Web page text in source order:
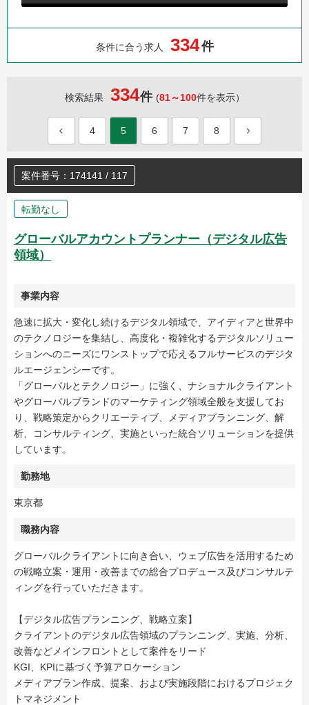
条件に合う求人 334件
検索結果 334件 (81～100件を表示）
4 5 6 7 8
案件番号：174141 / 117
転勤なし
グローバルアカウントプランナー（デジタル広告
領域）
事業内容
急速に拡大・変化し続けるデジタル領域で、アイディアと世界中
のテクノロジーを集結し、高度化・複雑化するデジタルソリュー
ションへのニーズにワンストップで応えるフルサービスのデジタ
ルエージェンシーです。
「グローバルとテクノロジー」に強く、ナショナルクライアント
やグローバルブランドのマーケティング領域全般を支援してお
り、戦略策定からクリエーティブ、メディアプランニング、解
析、コンサルティング、実施といった統合ソリューションを提供
しています。
勤務地
東京都
職務内容
グローバルクライアントに向き合い、ウェブ広告を活用するため
の戦略立案・運用・改善までの総合プロデュース及びコンサルテ
ィングを行っていただきます。
【デジタル広告プランニング、戦略立案】
クライアントのデジタル広告領域のプランニング、実施、分析、
改善などメインフロントとして案件をリード
KGI、KPIに基づく予算アロケーション
メディアプラン作成、提案、および実施段階におけるプロジェク
トマネジメント